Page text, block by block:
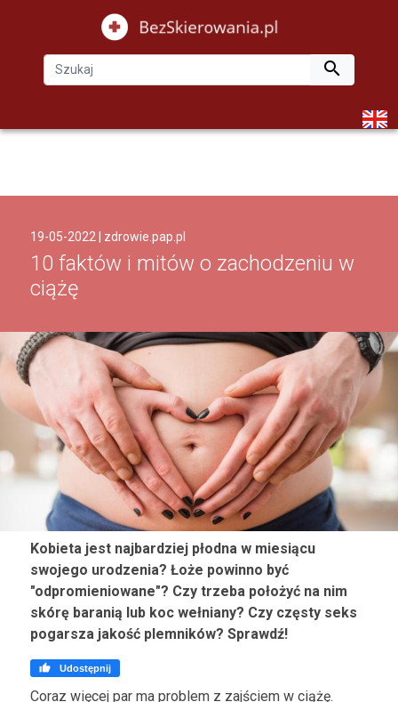

19-05-2022 | zdrowie.pap.pl
10 faktów i mitów o zachodzeniu w
ciążę
Kobieta jest najbardziej płodna w miesiącu
swojego urodzenia? Łoże powinno być
"odpromieniowane"? Czy trzeba położyć na nim
skórę baranią lub koc wełniany? Czy częsty seks
pogarsza jakość plemników? Sprawdź!
 Udostępnij
Coraz więcej par ma problem z zajściem w ciążę.